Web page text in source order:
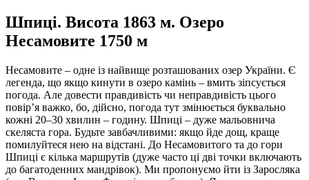
Шпиці. Висота 1863 м. Озеро
Несамовите 1750 м
Несамовите – одне із найвище розташованих озер України. Є
легенда, що якщо кинути в озеро камінь – вмить зіпсується
погода. Але довести правдивість чи неправдивість цього
повір’я важко, бо, дійсно, погода тут змінюється буквально
кожні 20–30 хвилин – годину. Шпиці – дуже мальовнича
скеляста гора. Будьте завбачливими: якщо йде дощ, краще
помилуйтеся нею на відстані. До Несамовитого та до гори
Шпиці є кілька маршрутів (дуже часто ці дві точки включають
до багатоденних мандрівок). Ми пропонуємо йти із Заросляка